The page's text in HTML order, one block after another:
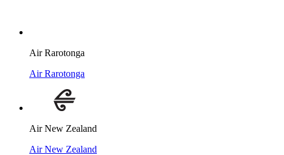
Air Rarotonga
Air Rarotonga
Air New Zealand
Air New Zealand